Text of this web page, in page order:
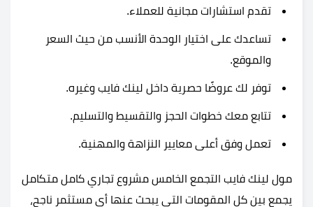
تقدم استشارات مجانية للعملاء.
تساعدك على اختيار الوحدة الأنسب من حيث السعر
والموقع.
توفر لك عروضًا حصرية داخل لينك فايب وغيره.
تتابع معك خطوات الحجز والتقسيط والتسليم.
تعمل وفق أعلى معايير النزاهة والمهنية.
مول لينك فايب التجمع الخامس مشروع تجاري كامل متكامل
يجمع بين كل المقومات التي يبحث عنها أي مستثمر ناجح،